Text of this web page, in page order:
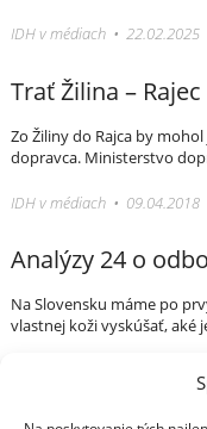
IDH v médiach • 22.02.2025
Trať Žilina –
Zo Žiliny do Rajca by
dopravca. Ministerstvo
IDH v médiach • 09.04.2018
Analýzy 24 o
Na Slovensku máme po
vlastnej koži vyskúšať, aké